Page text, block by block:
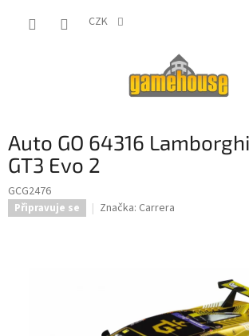
CZK
Auto GO 64316
GT3 Evo 2
GCG2476
Připravuje se Značka: Carrera